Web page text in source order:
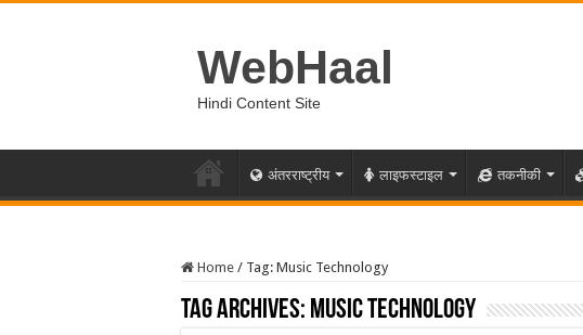
WebHaal
Hindi Content Site
अंतरराष्ट्रीय लाइफस्टाइल तकनीकी
Home / Tag: Music Technology
Tag Archives: Music Technology